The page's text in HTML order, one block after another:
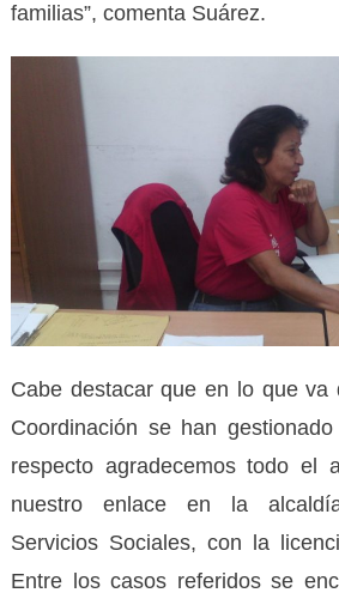
familias”, comenta Suárez.
Cabe destacar que en lo que va
Coordinación se han
respecto agradecemos todo el
nuestro enlace en la
Servicios Sociales, con la
Entre los casos referidos se